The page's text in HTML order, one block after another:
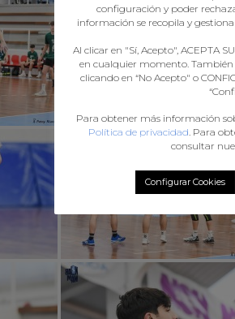
configuración y poder
información se recopila y
Al clicar en "Sí, Acepto", ACEPTA
en cualquier momento. También
clicando en “No Acepto" o
Para obtener más información
Política de privacidad. Para
consultar
Configurar Cookies